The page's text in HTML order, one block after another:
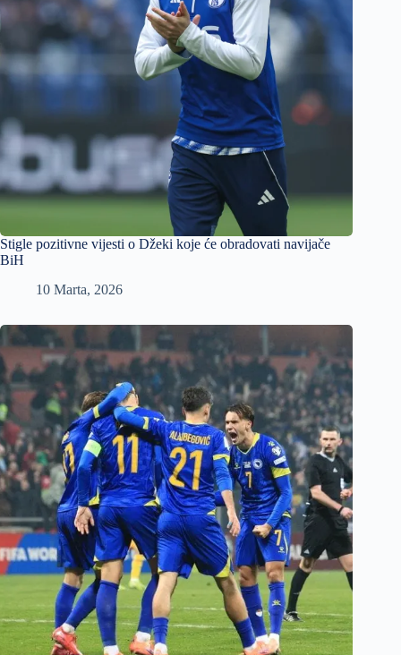
Stigle pozitivne vijesti o Džeki koje će obradovati navijače
BiH
10 Marta, 2026